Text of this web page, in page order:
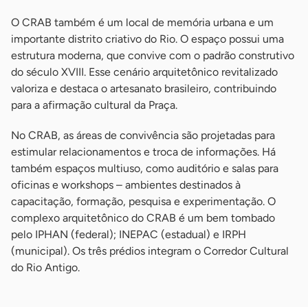
O CRAB também é um local de memória urbana e um
importante distrito criativo do Rio. O espaço possui uma
estrutura moderna, que convive com o padrão construtivo
do século XVIII. Esse cenário arquitetônico revitalizado
valoriza e destaca o artesanato brasileiro, contribuindo
para a afirmação cultural da Praça.
No CRAB, as áreas de convivência são projetadas para
estimular relacionamentos e troca de informações. Há
também espaços multiuso, como auditório e salas para
oficinas e workshops – ambientes destinados à
capacitação, formação, pesquisa e experimentação. O
complexo arquitetônico do CRAB é um bem tombado
pelo IPHAN (federal); INEPAC (estadual) e IRPH
(municipal). Os três prédios integram o Corredor Cultural
do Rio Antigo.